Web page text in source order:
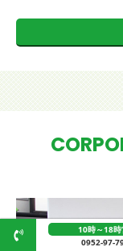
10時～18時
0952-97-